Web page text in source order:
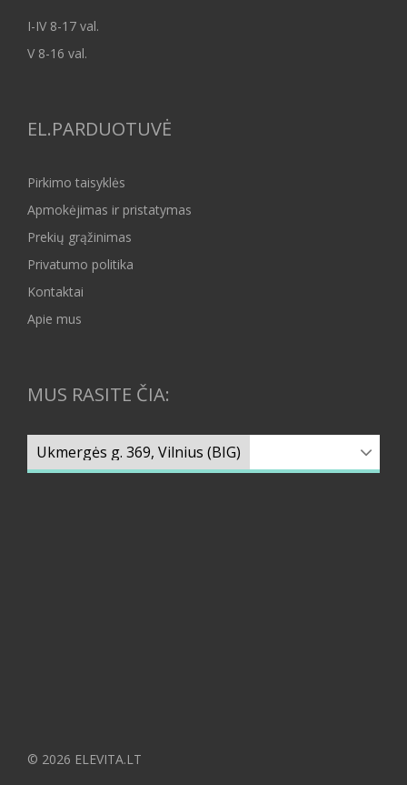
I-IV 8-17 val.
V 8-16 val.
EL.PARDUOTUVĖ
Pirkimo taisyklės
Apmokėjimas ir pristatymas
Prekių grąžinimas
Privatumo politika
Kontaktai
Apie mus
MUS RASITE ČIA:
© 2026 ELEVITA.LT